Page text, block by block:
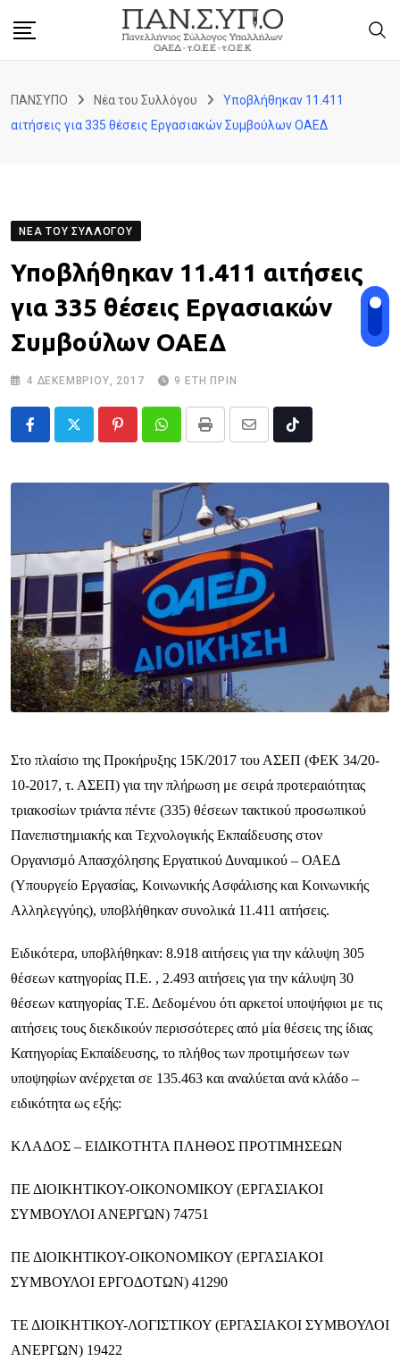
ΠΑΝΣΥΠΟ Νέα του Συλλόγου
Υποβλήθηκαν 11.411
αιτήσεις για 335 θέσεις Εργασιακών Συμβούλων ΟΑΕΔ
ΝΈΑ ΤΟΥ ΣΥΛΛΌΓΟΥ
Υποβλήθηκαν 11.411 αιτήσεις
για 335 θέσεις Εργασιακών
Συμβούλων ΟΑΕΔ
4 ΔΕΚΕΜΒΡΊΟΥ, 2017 9 ΈΤΗ ΠΡΙΝ
PinterestWhatsappPrint
Share
Email
Tiktok
Στο πλαίσιο της Προκήρυξης 15Κ/2017 του ΑΣΕΠ (ΦΕΚ 34/20-
10-2017, τ. ΑΣΕΠ) για την πλήρωση με σειρά προτεραιότητας
τριακοσίων τριάντα πέντε (335) θέσεων τακτικού προσωπικού
Πανεπιστημιακής και Τεχνολογικής Εκπαίδευσης στον
Οργανισμό Απασχόλησης Εργατικού Δυναμικού – ΟΑΕΔ
(Υπουργείο Εργασίας, Κοινωνικής Ασφάλισης και Κοινωνικής
Αλληλεγγύης), υποβλήθηκαν συνολικά 11.411 αιτήσεις.
Ειδικότερα, υποβλήθηκαν: 8.918 αιτήσεις για την κάλυψη 305
θέσεων κατηγορίας Π.Ε. , 2.493 αιτήσεις για την κάλυψη 30
θέσεων κατηγορίας Τ.Ε. Δεδομένου ότι αρκετοί υποψήφιοι με τις
αιτήσεις τους διεκδικούν περισσότερες από μία θέσεις της ίδιας
Κατηγορίας Εκπαίδευσης, το πλήθος των προτιμήσεων των
υποψηφίων ανέρχεται σε 135.463 και αναλύεται ανά κλάδο –
ειδικότητα ως εξής:
ΚΛΑΔΟΣ – ΕΙΔΙΚΟΤΗΤΑ ΠΛΗΘΟΣ ΠΡΟΤΙΜΗΣΕΩΝ
ΠΕ ΔΙΟΙΚΗΤΙΚΟΥ-ΟΙΚΟΝΟΜΙΚΟΥ (ΕΡΓΑΣΙΑΚΟΙ
ΣΥΜΒΟΥΛΟΙ ΑΝΕΡΓΩΝ) 74751
ΠΕ ΔΙΟΙΚΗΤΙΚΟΥ-ΟΙΚΟΝΟΜΙΚΟΥ (ΕΡΓΑΣΙΑΚΟΙ
ΣΥΜΒΟΥΛΟΙ ΕΡΓΟΔΟΤΩΝ) 41290
ΤΕ ΔΙΟΙΚΗΤΙΚΟΥ-ΛΟΓΙΣΤΙΚΟΥ (ΕΡΓΑΣΙΑΚΟΙ ΣΥΜΒΟΥΛΟΙ
ΑΝΕΡΓΩΝ) 19422